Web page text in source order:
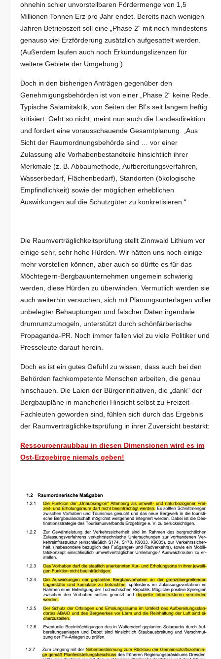
ohnehin schier unvorstellbaren Fördermenge von 1,5
Millionen Tonnen Erz pro Jahr endet. Bereits nach wenigen
Jahren Betriebszeit soll eine „Phase 2“ mit noch mindestens
genauso viel Erzförderung zusätzlich aufgesattelt werden.
(Außerdem laufen auch noch Erkundungslizenzen für
weitere Gebiete der Umgebung.)
Doch in den bisherigen Anträgen gegenüber den
Genehmigungsbehörden ist von einer „Phase 2“ keine Rede.
Typische Salamitaktik, von Seiten der BI’s seit langem heftig
kritisiert. Geht so nicht, meint nun auch die Landesdirektion
und fordert eine vorausschauende Gesamtplanung. „Aus
Sicht der Raumordnungsbehörde sind … vor einer
Zulassung alle Vorhabenbestandteile hinsichtlich ihrer
Merkmale (z. B. Abbaumethode, Aufbereitungsverfahren,
Wasserbedarf, Flächenbedarf), Standorten (ökologische
Empfindlichkeit) sowie der möglichen erheblichen
Auswirkungen auf die Schutzgüter zu konkretisieren.“
Die Raumverträglichkeitsprüfung stellt Zinnwald Lithium vor
einige sehr, sehr hohe Hürden. Wir hätten uns noch einige
mehr vorstellen können, aber auch so dürfte es für das
Möchtegern-Bergbauunternehmen ungemein schwierig
werden, diese Hürden zu überwinden. Vermutlich werden sie
auch weiterhin versuchen, sich mit Planungsunterlagen voller
unbelegter Behauptungen und falscher Daten irgendwie
drumrumzumogeln, unterstützt durch schönfärberische
Propaganda-PR. Noch immer fallen viel zu viele Politiker und
Presseleute darauf herein.
Doch es ist ein gutes Gefühl zu wissen, dass auch bei den
Behörden fachkompetente Menschen arbeiten, die genau
hinschauen. Die Laien der Bürgerinitiativen, die „dank“ der
Bergbaupläne in mancherlei Hinsicht selbst zu Freizeit-
Fachleuten geworden sind, fühlen sich durch das Ergebnis
der Raumverträglichkeitsprüfung in ihrer Zuversicht bestärkt:
Ressourcenraubbau in diesen Dimensionen wird es im
Ost-Erzgebirge niemals geben!